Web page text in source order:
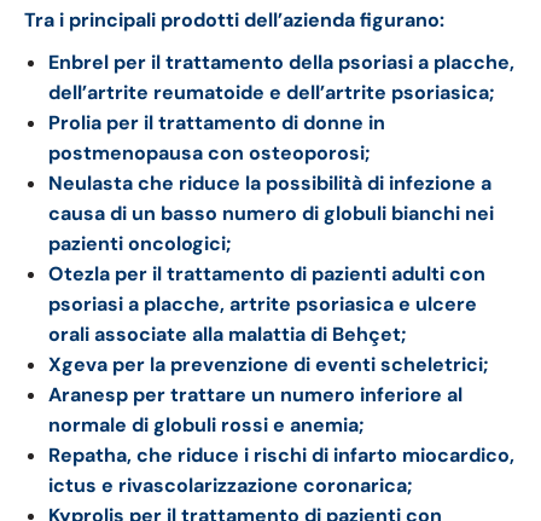
Tra i principali prodotti dell’azienda figurano:
Enbrel per il trattamento della psoriasi a placche,
dell’artrite reumatoide e dell’artrite psoriasica;
Prolia per il trattamento di donne in
postmenopausa con osteoporosi;
Neulasta che riduce la possibilità di infezione a
causa di un basso numero di globuli bianchi nei
pazienti oncologici;
Otezla per il trattamento di pazienti adulti con
psoriasi a placche, artrite psoriasica e ulcere
orali associate alla malattia di Behçet;
Xgeva per la prevenzione di eventi scheletrici;
Aranesp per trattare un numero inferiore al
normale di globuli rossi e anemia;
Repatha, che riduce i rischi di infarto miocardico,
ictus e rivascolarizzazione coronarica;